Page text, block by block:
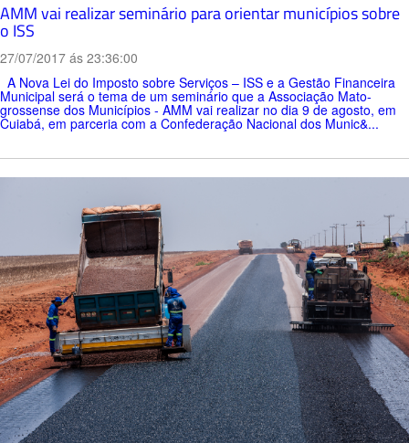
AMM vai realizar seminário para orientar municípios sobre
o ISS
27/07/2017 ás 23:36:00
A Nova Lei do Imposto sobre Serviços – ISS e a Gestão Financeira
Municipal será o tema de um seminário que a Associação Mato-
grossense dos Municípios - AMM vai realizar no dia 9 de agosto, em
Cuiabá, em parceria com a Confederação Nacional dos Munic&...